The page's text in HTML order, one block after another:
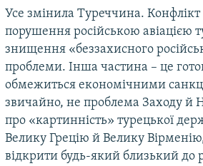
Усе змінила Туреччина.
порушення російською авіацією
знищення «беззахисного
проблеми. Інша частина – це
обмежиться економічними
звичайно, не проблема Заходу й
про «картинність» турецької
Велику Грецію й Велику
відкрити будь-який близький до